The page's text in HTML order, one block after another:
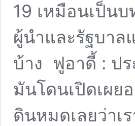
19 เหมือนเป็น
ผู้นำและรัฐบาล
บ้าง ฟูอาดี้ : ปร
มันโดนเปิดเผ
ดินหมดเลยว่าเ